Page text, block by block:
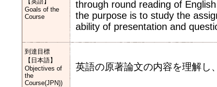
Goals of the
Course
through round reading of
the purpose is to study the
ability of presentation and
到達目標
【日本語】
Objectives of
the
Course(JPN))
英語の原著論文の内容を理解し